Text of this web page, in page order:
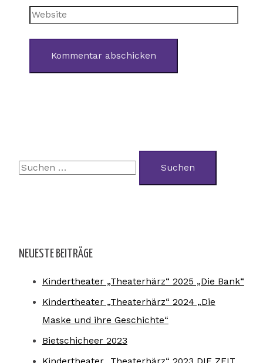
NEUESTE BEITRÄGE
Kindertheater „Theaterhärz“ 2025 „Die Bank“
Kindertheater „Theaterhärz“ 2024 „Die
Maske und ihre Geschichte“
Bietschicheer 2023